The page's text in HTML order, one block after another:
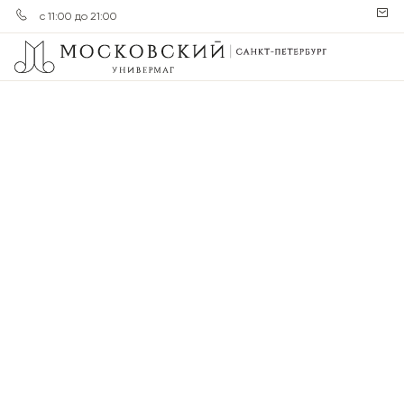
с 11:00 до 21:00